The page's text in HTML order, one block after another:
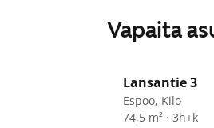
Vapaita
Lansantie 3
Espoo, Kilo
74,5 m² · 3h+k